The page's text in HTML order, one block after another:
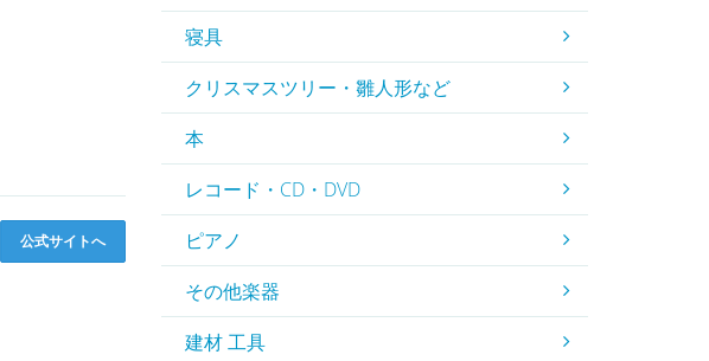
公式サイトへ
寝具
クリスマスツリー・雛人形など
本
レコード・CD・DVD
ピアノ
その他楽器
建材 工具